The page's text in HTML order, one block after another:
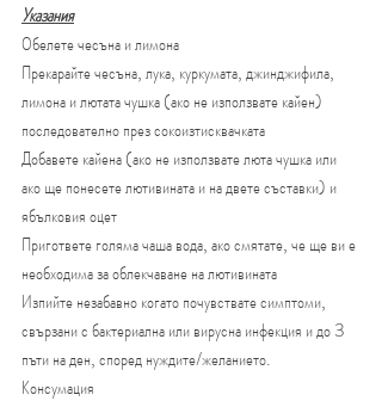
Указания
Обелете чесъна и лимона
Прекарайте чесъна, лука, куркумата, джинджифила,
лимона и лютата чушка (ако не използвате кайен)
последователно през сокоизтисквачката
Добавете кайена (ако не използвате люта чушка или
ако ще понесете лютивината и на двете съставки) и
ябълковия оцет
Пригответе голяма чаша вода, ако смятате, че ще ви е
необходима за облекчаване на лютивината
Изпийте незабавно когато почувствате симптоми,
свързани с бактериална или вирусна инфекция и до 3
пъти на ден, според нуждите/желанието.
Консумация